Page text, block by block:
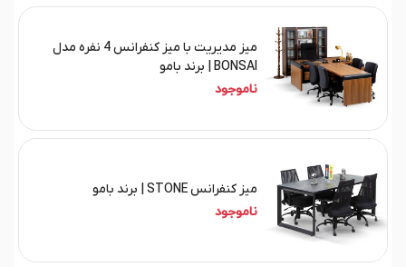
میز مدیریت با میز کنفرانس 4 نفره مدل
BONSAI | برند بامو
ناموجود
میز کنفرانس STONE | برند بامو
ناموجود